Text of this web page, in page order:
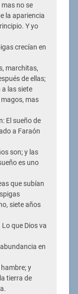
no se
la apariencia
Y yo
crecían en
marchitas,
de ellas;
las siete
mas
El sueño de
a Faraón
son; y las
es uno
que subían
siete años
que Dios va
en
y
tierra de